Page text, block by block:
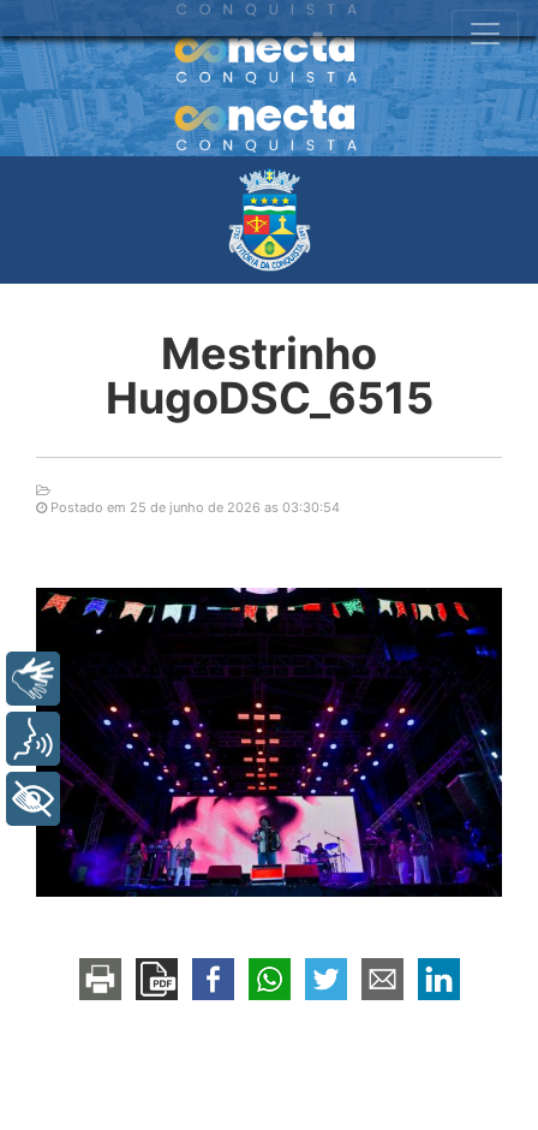
Mestrinho
HugoDSC_6515
Postado em 25 de junho de 2026 as 03:30:54
Libras
Voz
+ Acessibilidade